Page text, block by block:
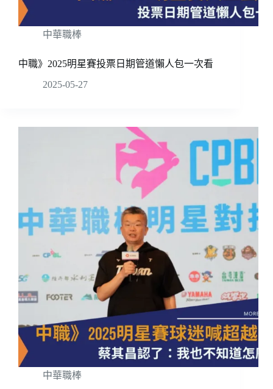
中華職棒
中職》2025明星賽投票日期管道懶人包一次看
2025-05-27
中華職棒